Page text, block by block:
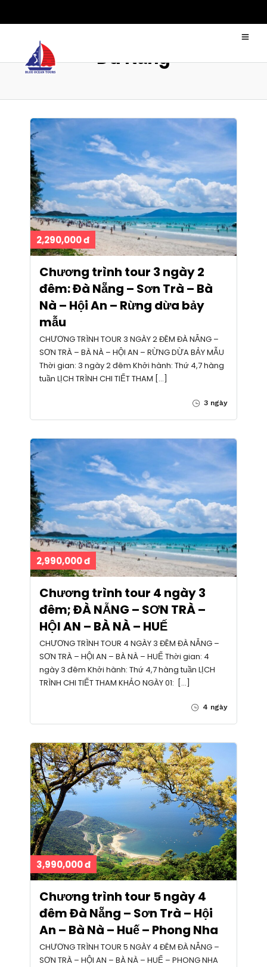
Đà Nẵng
2,290,000 đ
Chương trình tour 3 ngày 2
đêm: Đà Nẵng – Sơn Trà – Bà
Nà – Hội An – Rừng dừa bảy
mẫu
CHƯƠNG TRÌNH TOUR 3 NGÀY 2 ĐÊM ĐÀ NẴNG –
SƠN TRÀ – BÀ NÀ – HỘI AN – RỪNG DỪA BẢY MẪU
Thời gian: 3 ngày 2 đêm Khởi hành: Thứ 4,7 hàng
tuần LỊCH TRÌNH CHI TIẾT THAM […]
3 ngày
2,990,000 đ
Chương trình tour 4 ngày 3
đêm; ĐÀ NẴNG – SƠN TRÀ –
HỘI AN – BÀ NÀ – HUẾ
CHƯƠNG TRÌNH TOUR 4 NGÀY 3 ĐÊM ĐÀ NẴNG –
SƠN TRÀ – HỘI AN – BÀ NÀ – HUẾ Thời gian: 4
ngày 3 đêm Khởi hành: Thứ 4,7 hàng tuần LỊCH
TRÌNH CHI TIẾT THAM KHẢO NGÀY 01: […]
4 ngày
3,990,000 đ
Chương trình tour 5 ngày 4
đêm Đà Nẵng – Sơn Trà – Hội
An – Bà Nà – Huế – Phong Nha
CHƯƠNG TRÌNH TOUR 5 NGÀY 4 ĐÊM ĐÀ NẴNG –
SƠN TRÀ – HỘI AN – BÀ NÀ – HUẾ – PHONG NHA